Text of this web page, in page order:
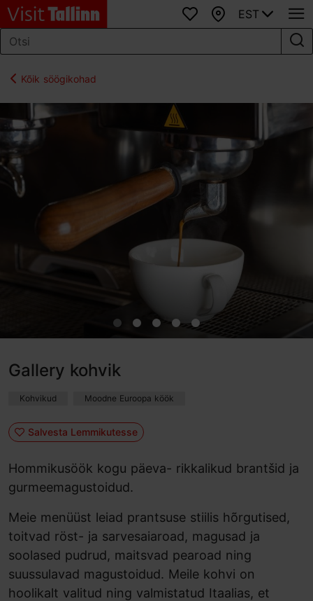
Lemmikud
Kaart
EST
Kõik söögikohad
Gallery kohvik
Kohvikud Moodne Euroopa köök
Salvesta Lemmikutesse
Hommikusöök kogu päeva- rikkalikud brantšid ja
gurmeemagustoidud.
Meie menüüst leiad prantsuse stiilis hõrgutised,
toitvad röst- ja sarvesaiaroad, magusad ja
soolased pudrud, maitsvad pearoad ning
suussulavad magustoidud. Meile kohvi on
hoolikalt valitud ning valmistatud Itaalias, et